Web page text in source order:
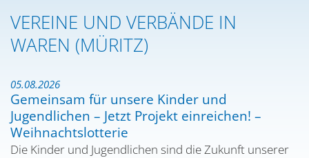
VEREINE UND VERBÄNDE IN
WAREN (MÜRITZ)
05.08.2026
Gemeinsam für unsere Kinder und
Jugendlichen – Jetzt Projekt einreichen! –
Weihnachtslotterie
Die Kinder und Jugendlichen sind die Zukunft unserer